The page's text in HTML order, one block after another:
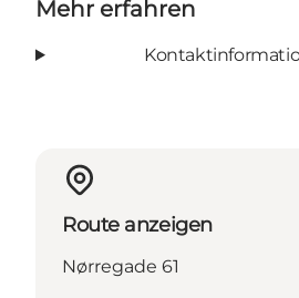
Mehr erfahren
Route anzeigen
Nørregade 61